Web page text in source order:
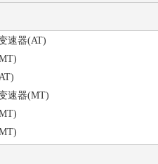
速器(AT)
速器(MT)